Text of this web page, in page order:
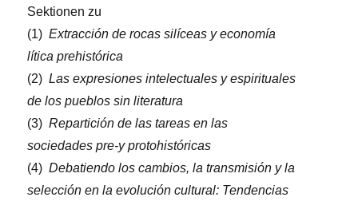
Sektionen zu
(1)Extracción de rocas silíceas y economía
lítica prehistórica
(2)Las expresiones intelectuales y espirituales
de los pueblos sin literatura
(3)Repartición de las tareas en las
sociedades pre-y protohistóricas
(4)Debatiendo los cambios, la transmisión y la
selección en la evolución cultural: Tendencias